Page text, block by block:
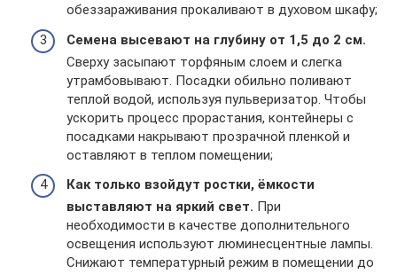
обеззараживания прокаливают в духовом шкафу;
Семена высевают на глубину от 1,5 до 2 см.
Сверху засыпают торфяным слоем и слегка
утрамбовывают. Посадки обильно поливают
теплой водой, используя пульверизатор. Чтобы
ускорить процесс прорастания, контейнеры с
посадками накрывают прозрачной пленкой и
оставляют в теплом помещении;
Как только взойдут ростки, ёмкости
выставляют на яркий свет. При
необходимости в качестве дополнительного
освещения используют люминесцентные лампы.
Снижают температурный режим в помещении до